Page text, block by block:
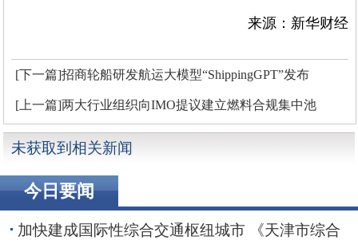
来源：新华财经
[下一篇]招商轮船研发航运大模型“ShippingGPT”发布
[上一篇]两大行业组织向IMO提议建立燃料合规集中池
未获取到相关新闻
今日要闻
加快建成国际性综合交通枢纽城市 《天津市综合